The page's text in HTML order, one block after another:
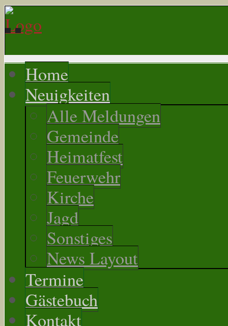
Home
Neuigkeiten
Alle Meldungen
Gemeinde
Heimatfest
Feuerwehr
Kirche
Jagd
Sonstiges
News Layout
Termine
Gästebuch
Kontakt